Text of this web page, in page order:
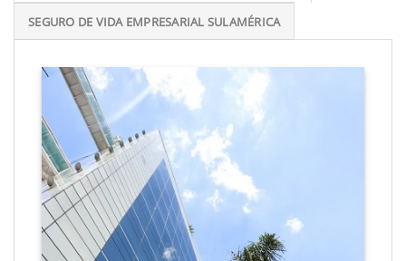
SEGURO DE VIDA EMPRESARIAL SULAMÉRICA